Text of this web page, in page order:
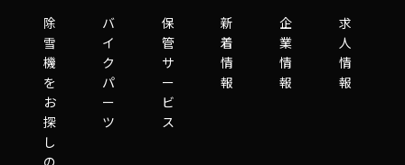
除
雪
機
を
お
探
し
の
バ
イ
ク
パ
ー
ツ
保
管
サ
ー
ビ
ス
新
着
情
報
企
業
情
報
求
人
情
報